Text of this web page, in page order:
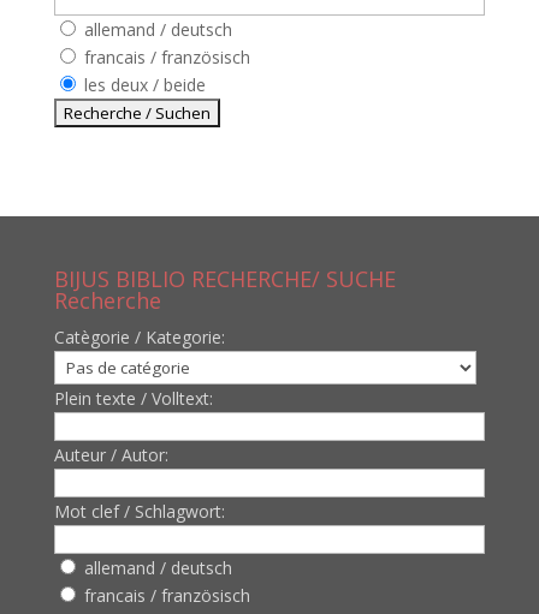
allemand / deutsch
francais / französisch
les deux / beide
BIJUS BIBLIO RECHERCHE/ SUCHE
Recherche
Catègorie / Kategorie:
Plein texte / Volltext:
Auteur / Autor:
Mot clef / Schlagwort:
allemand / deutsch
francais / französisch